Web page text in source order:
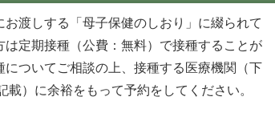
渡しする「母子保健のしおり」に綴られて
定期接種（公費：無料）で接種することが
ついてご相談の上、接種する医療機関（下
）に余裕をもって予約をしてください。